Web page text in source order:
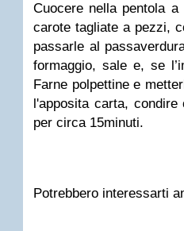
Cuocere nella pentola
carote tagliate a pezzi,
passarle al
formaggio, sale e, se
Farne polpettine e
l'apposita carta,
per circa 15minuti.
Potrebbero interessarti